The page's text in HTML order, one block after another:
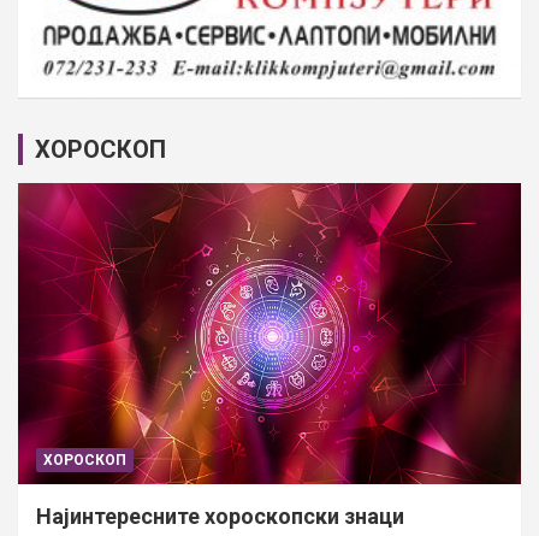
ХОРОСКОП
ХОРОСКОП
Најинтересните хороскопски знаци